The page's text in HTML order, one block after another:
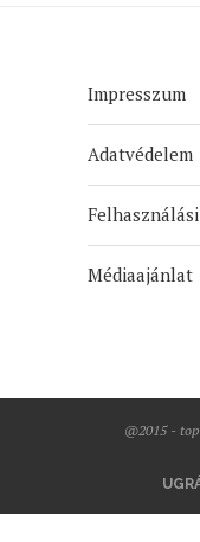
Impresszum
Adatvédelem
Médiaajánlat
@2015 -